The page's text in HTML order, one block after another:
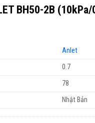
BH50-2B
Anlet
0.7
78
Nhật Bản